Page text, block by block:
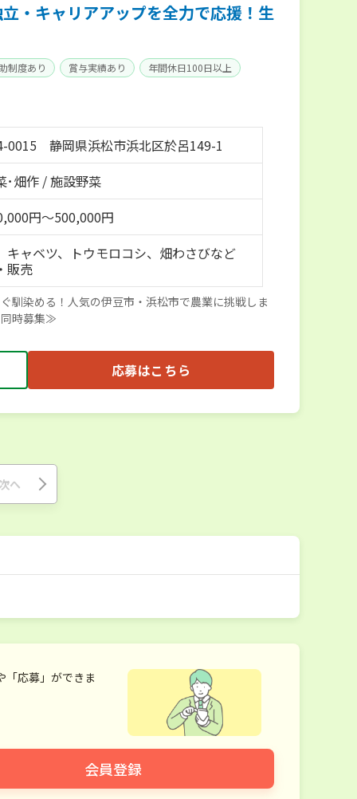
・キャリアアップを全力で応援！生
制度あり 賞与実績あり 年間休日100日以上
0015 静岡県浜松市浜北区於呂149-1
･畑作 / 施設野菜
円～500,000円
キャベツ、トウモロコシ、畑わさびなど
販売
馴染める！人気の伊豆市・浜松市で農業に挑戦しま
時募集≫
応募はこちら
へ
「応募」ができま
会員登録